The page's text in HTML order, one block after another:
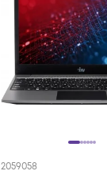
2059058